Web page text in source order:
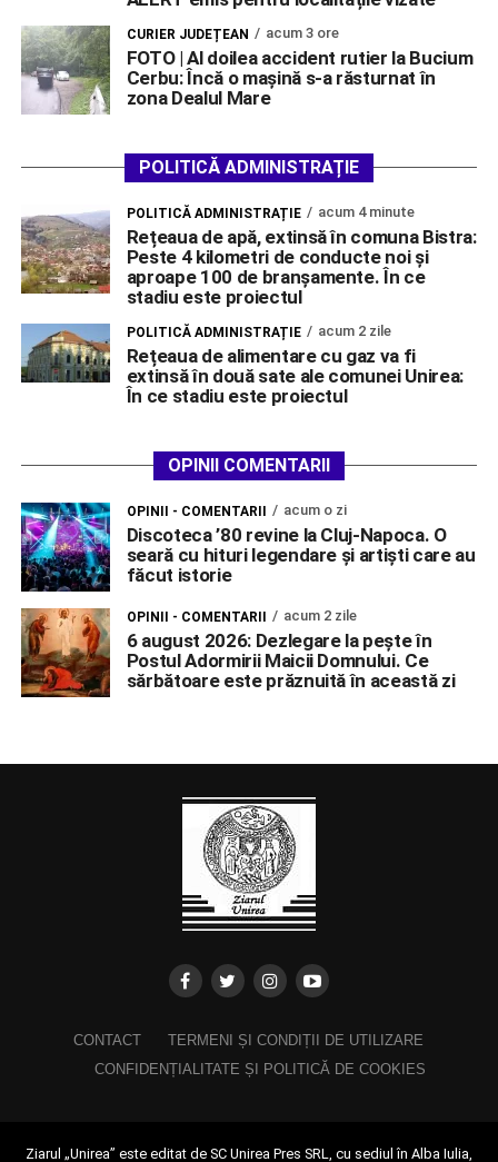
CURIER JUDEȚEAN acum 3 ore
FOTO | Al doilea accident rutier la Bucium
Cerbu: Încă o mașină s-a răsturnat în
zona Dealul Mare
POLITICĂ ADMINISTRAȚIE
POLITICĂ ADMINISTRAȚIE acum 4 minute
Rețeaua de apă, extinsă în comuna Bistra:
Peste 4 kilometri de conducte noi și
aproape 100 de branșamente. În ce
stadiu este proiectul
POLITICĂ ADMINISTRAȚIE acum 2 zile
Rețeaua de alimentare cu gaz va fi
extinsă în două sate ale comunei Unirea:
În ce stadiu este proiectul
OPINII COMENTARII
OPINII - COMENTARII acum o zi
Discoteca ’80 revine la Cluj-Napoca. O
seară cu hituri legendare și artiști care au
făcut istorie
OPINII - COMENTARII acum 2 zile
6 august 2026: Dezlegare la pește în
Postul Adormirii Maicii Domnului. Ce
sărbătoare este prăznuită în această zi
CONTACT
TERMENI ȘI CONDIȚII DE UTILIZARE
CONFIDENȚIALITATE ȘI POLITICĂ DE COOKIES
Ziarul „Unirea” este editat de SC Unirea Pres SRL, cu sediul în Alba Iulia,